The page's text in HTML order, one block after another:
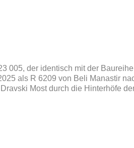
005, der identisch mit der
als R 6209 von Beli Manastir
Most durch die Hinterhöfe